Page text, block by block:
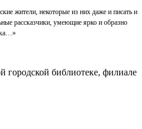
жители, некоторые из них даже и писать и
рассказчики, умеющие ярко и образно
городской библиотеке, филиале